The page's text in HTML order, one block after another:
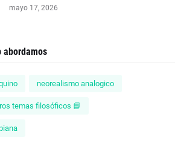
mayo 17, 2026
abordamos
neorealismo analogico
temas filosóficos 📘